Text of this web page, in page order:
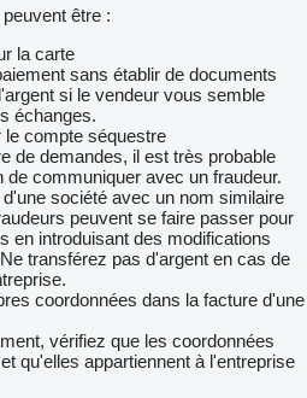
être :
la carte
sans établir de documents
si le vendeur vous semble
échanges.
le compte séquestre
de demandes, il est très probable
communiquer avec un fraudeur.
société avec un nom similaire
peuvent se faire passer pour
en introduisant des modifications
transférez pas d'argent en cas de
coordonnées dans la facture d'une
vérifiez que les coordonnées
qu'elles appartiennent à l'entreprise